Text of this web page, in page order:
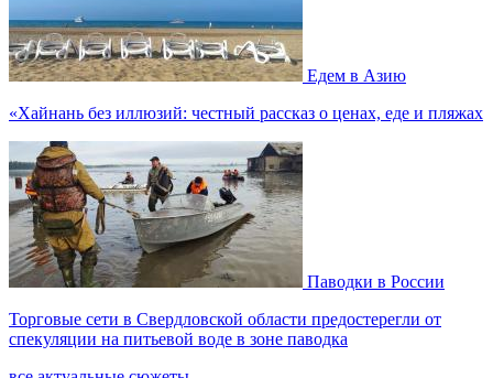
Едем в Азию
«Хайнань без иллюзий: честный рассказ о ценах, еде и пляжах
Паводки в России
Торговые сети в Свердловской области предостерегли от
спекуляции на питьевой воде в зоне паводка